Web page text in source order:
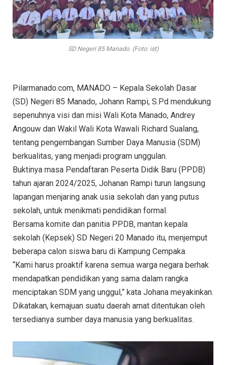
SD Negeri 85 Manado. (Foto: ist)
Pilarmanado.com, MANADO – Kepala Sekolah Dasar
(SD) Negeri 85 Manado, Johann Rampi, S.Pd mendukung
sepenuhnya visi dan misi Wali Kota Manado, Andrey
Angouw dan Wakil Wali Kota Wawali Richard Sualang,
tentang pengembangan Sumber Daya Manusia (SDM)
berkualitas, yang menjadi program unggulan.
Buktinya masa Pendaftaran Peserta Didik Baru (PPDB)
tahun ajaran 2024/2025, Johanan Rampi turun langsung
lapangan menjaring anak usia sekolah dan yang putus
sekolah, untuk menikmati pendidikan formal.
Bersama komite dan panitia PPDB, mantan kepala
sekolah (Kepsek) SD Negeri 20 Manado itu, menjemput
beberapa calon siswa baru di Kampung Cempaka.
“Kami harus proaktif karena semua warga negara berhak
mendapatkan pendidikan yang sama dalam rangka
menciptakan SDM yang unggul,” kata Johana meyakinkan.
Dikatakan, kemajuan suatu daerah amat ditentukan oleh
tersedianya sumber daya manusia yang berkualitas.